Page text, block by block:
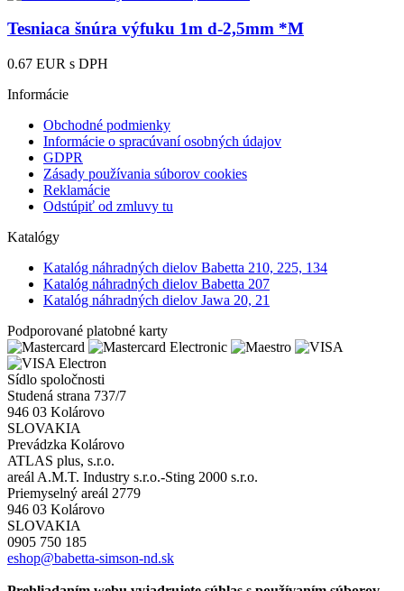
Tesniaca šnúra výfuku 1m d-2,5mm *M
0.67 EUR s DPH
Informácie
Obchodné podmienky
Informácie o spracúvaní osobných údajov
GDPR
Zásady používania súborov cookies
Reklamácie
Odstúpiť od zmluvy tu
Katalógy
Katalóg náhradných dielov Babetta 210, 225, 134
Katalóg náhradných dielov Babetta 207
Katalóg náhradných dielov Jawa 20, 21
Podporované platobné karty
Sídlo spoločnosti
Studená strana 737/7
946 03 Kolárovo
SLOVAKIA
Prevádzka Kolárovo
ATLAS plus, s.r.o.
areál A.M.T. Industry s.r.o.-Sting 2000 s.r.o.
Priemyselný areál 2779
946 03 Kolárovo
SLOVAKIA
0905 750 185
eshop@babetta-simson-nd.sk